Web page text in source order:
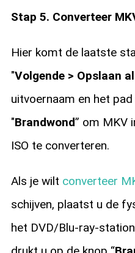
Stap 5. Converteer
Hier komt de laatste
"Volgende > Opslaan
uitvoernaam en het pad
"Brandwond” om MKV
ISO te converteren.
Als je wilt converteer
schijven, plaatst u de
het DVD/Blu-ray-